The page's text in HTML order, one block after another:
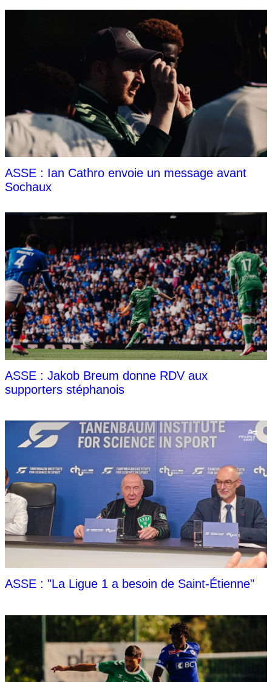
ASSE : Ian Cathro envoie un message avant
Sochaux
ASSE : Jakob Breum donne RDV aux
supporters stéphanois
ASSE : "La Ligue 1 a besoin de Saint-Étienne"